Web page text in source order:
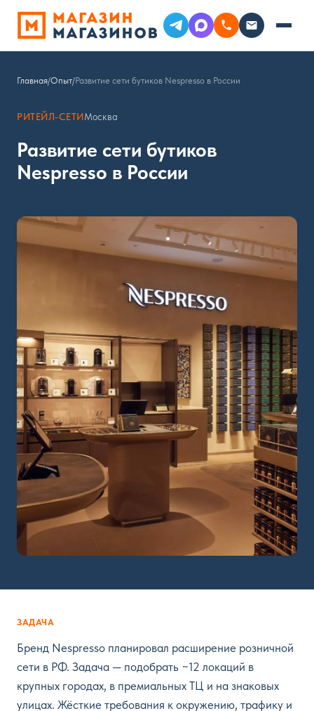
Главная/Опыт/Развитие сети бутиков Nespresso в России
РИТЕЙЛ-СЕТИМосква
Развитие сети бутиков
Nespresso в России
ЗАДАЧА
Бренд Nespresso планировал расширение розничной
сети в РФ. Задача — подобрать ~12 локаций в
крупных городах, в премиальных ТЦ и на знаковых
улицах. Жёсткие требования к окружению, трафику и